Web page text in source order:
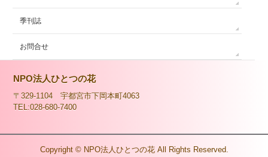
季刊誌
お問合せ
NPO法人ひとつの花
〒329-1104 宇都宮市下岡本町4063
TEL:028-680-7400
Copyright © NPO法人ひとつの花All Rights Reserved.